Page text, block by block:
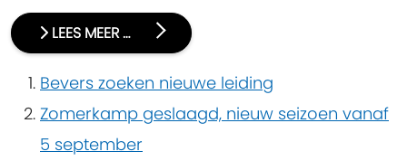
LEES MEER …
Bevers zoeken nieuwe leiding
Zomerkamp geslaagd, nieuw seizoen vanaf
5 september